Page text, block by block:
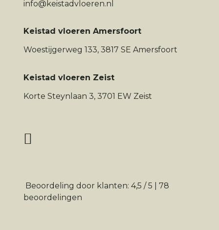
info@keistadvloeren.nl
Keistad vloeren Amersfoort
Woestijgerweg 133, 3817 SE Amersfoort
Keistad vloeren Zeist
Korte Steynlaan 3, 3701 EW Zeist
Beoordeling door klanten: 4,5 /5
78
beoordelingen